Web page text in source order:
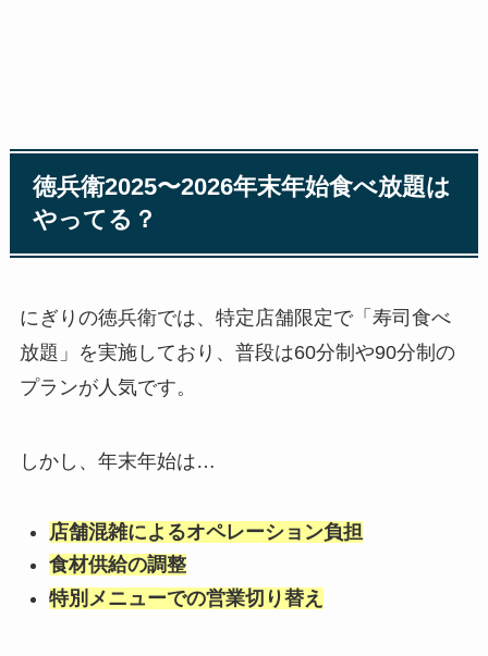
徳兵衛2025〜2026年末年始食べ放題は
やってる？
にぎりの徳兵衛では、特定店舗限定で「寿司食べ
放題」を実施しており、普段は60分制や90分制の
プランが人気です。
しかし、年末年始は…
店舗混雑によるオペレーション負担
食材供給の調整
特別メニューでの営業切り替え